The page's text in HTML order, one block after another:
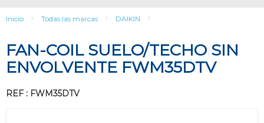
Inicio Todas las marcas DAIKIN
FAN-COIL SUELO/TECHO SIN
ENVOLVENTE FWM35DTV
REF : FWM35DTV